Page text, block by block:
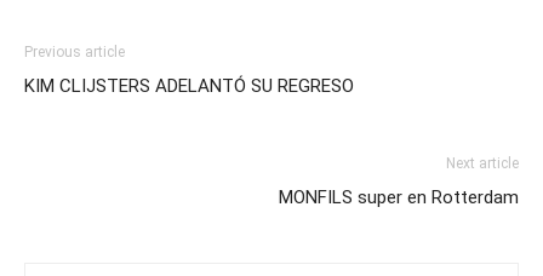
Previous article
KIM CLIJSTERS ADELANTÓ SU REGRESO
Next article
MONFILS super en Rotterdam